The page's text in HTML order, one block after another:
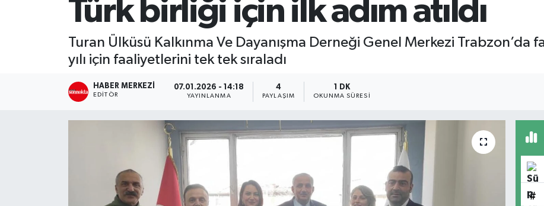
Türk birliği için ilk adım atıldı
Turan Ülküsü Kalkınma Ve Dayanışma Derneği Genel Merkezi Trabzon’da
yılı için faaliyetlerini tek tek sıraladı
HABER MERKEZI
EDITÖR
07.01.2026 - 14:18
YAYINLANMA
4
PAYLAŞIM
1 DK
OKUNMA SÜRESI
#
TRABZON